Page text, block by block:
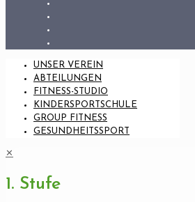
UNSER VEREIN
ABTEILUNGEN
FITNESS-STUDIO
KINDERSPORTSCHULE
GROUP FITNESS
GESUNDHEITSSPORT
✕
1. Stufe